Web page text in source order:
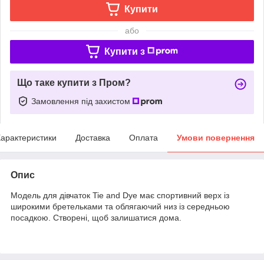
Купити
або
Купити з
Що таке купити з Пром?
Замовлення під захистом
Доставка Оплата Умови повернення
Опис
Модель для дівчаток Tie and Dye має спортивний верх із
широкими бретельками та облягаючий низ із середньою
посадкою. Створені, щоб залишатися дома.